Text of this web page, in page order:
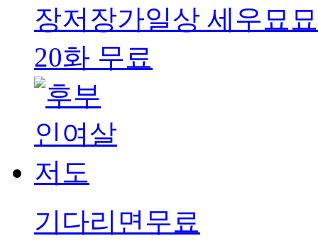
장저장가일상 세우묘묘
20화 무료
기다리면무료